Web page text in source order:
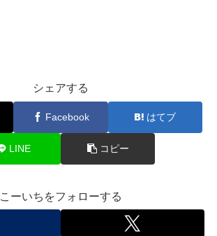
シェアする
Facebook はてブ
LINE コピー
こーいちをフォローする